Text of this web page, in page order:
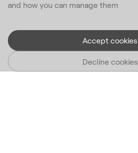
and how you can manage them
Accept cookies
Decline cookies